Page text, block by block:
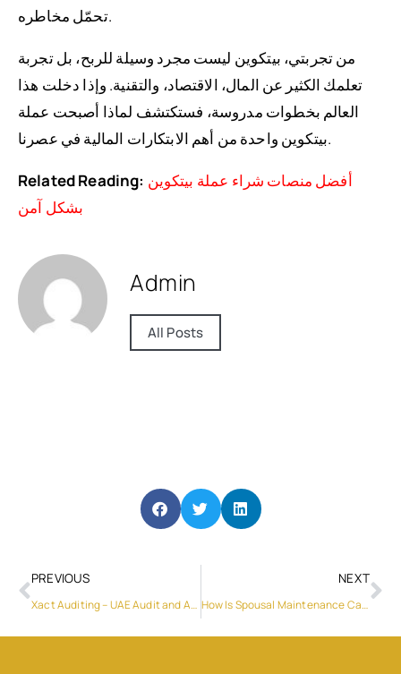
تحمّل مخاطره.
من تجربتي، بيتكوين ليست مجرد وسيلة للربح، بل تجربة
تعلمك الكثير عن المال، الاقتصاد، والتقنية. وإذا دخلت هذا
العالم بخطوات مدروسة، فستكتشف لماذا أصبحت عملة
بيتكوين واحدة من أهم الابتكارات المالية في عصرنا.
Related Reading: أفضل منصات شراء عملة بيتكوين
بشكل آمن
Admin
All Posts
PREVIOUS
Xact Auditing – UAE Audit and Accounting Firm
NEXT
How Is Spousal Maintenance Calculated in Dubai?